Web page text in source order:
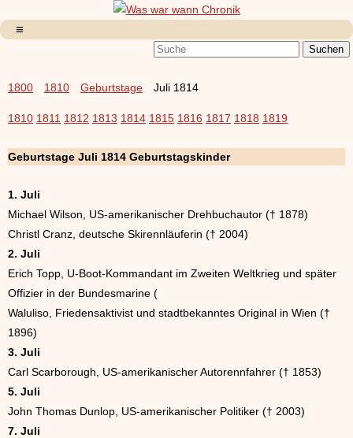
1800 1810 Geburtstage Juli 1814
1810 1811 1812 1813 1814 1815 1816 1817 1818 1819
Geburtstage Juli 1814 Geburtstagskinder
1. Juli
Michael Wilson, US-amerikanischer Drehbuchautor († 1878)
Christl Cranz, deutsche Skirennläuferin († 2004)
2. Juli
Erich Topp, U-Boot-Kommandant im Zweiten Weltkrieg und später
Offizier in der Bundesmarine (
Waluliso, Friedensaktivist und stadtbekanntes Original in Wien (†
1896)
3. Juli
Carl Scarborough, US-amerikanischer Autorennfahrer († 1853)
5. Juli
John Thomas Dunlop, US-amerikanischer Politiker († 2003)
7. Juli